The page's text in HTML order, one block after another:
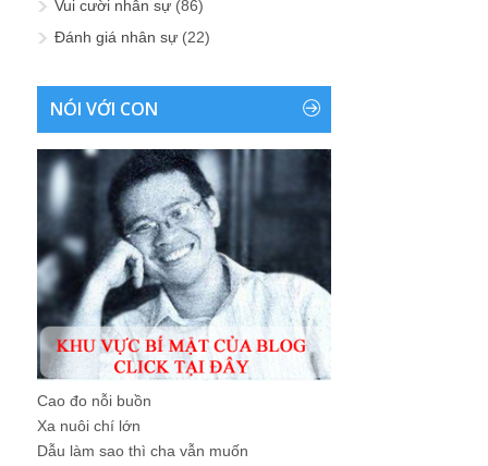
Vui cười nhân sự (86)
Đánh giá nhân sự (22)
NÓI VỚI CON
Cao đo nỗi buồn
Xa nuôi chí lớn
Dẫu làm sao thì cha vẫn muốn